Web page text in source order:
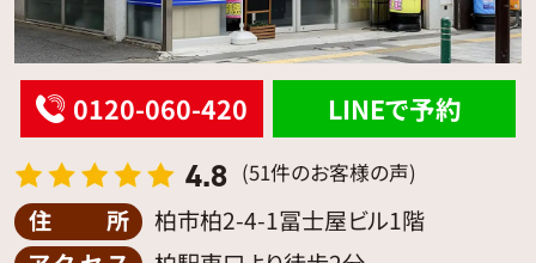
4.8 (51件のお客様の声)
住所
柏市柏2-4-1冨士屋ビル1階
0120-060-420 LINEで予約